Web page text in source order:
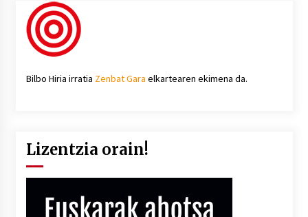
Bilbo Hiria irratia Zenbat Gara elkartearen ekimena da.
Lizentzia orain!